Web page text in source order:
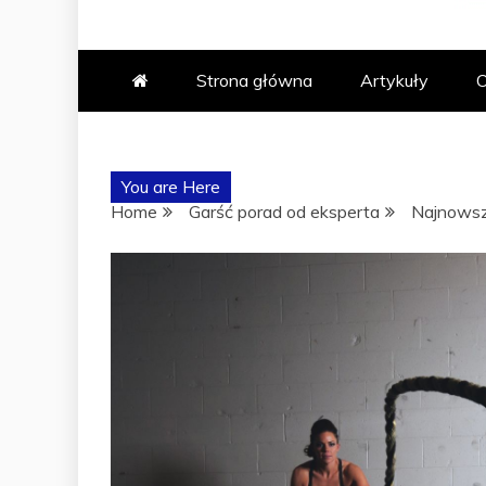
ABAK –
Strona główna Artykuły
You are Here
Home
Garść porad od eksperta